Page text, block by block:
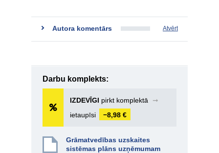
Autora komentārs Atvērt
Darbu komplekts:
IZDEVĪGI pirkt komplektā
➞
ietaupīsi
−8,98 €
Grāmatvedības uzskaites
sistēmas plāns uzņēmumam